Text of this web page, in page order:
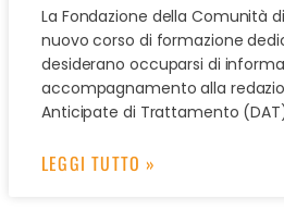
La Fondazione della Comunità
nuovo corso di formazione
desiderano occuparsi di
accompagnamento alla
Anticipate di Trattamento
LEGGI TUTTO »